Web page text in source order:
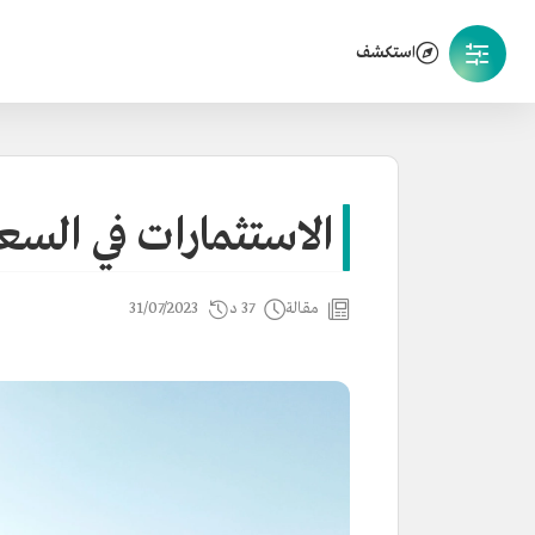
استكشف
الاستثمارات في
مقالة 37 د 31/07/2023